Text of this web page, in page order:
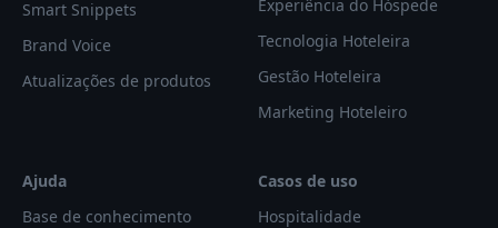
Smart Snippets
Brand Voice
Atualizações de produtos
Experiência do Hóspede
Tecnologia Hoteleira
Gestão Hoteleira
Marketing Hoteleiro
Ajuda
Base de conhecimento
Casos de uso
Hospitalidade